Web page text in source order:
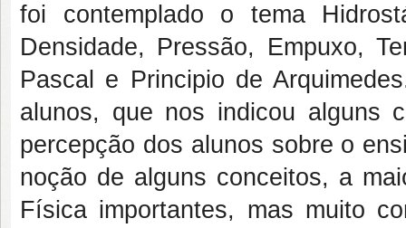
foi contemplado o tema
Densidade, Pressão, Empuxo,
Pascal e Principio de
alunos, que nos indicou alguns
percepção dos alunos sobre o
noção de alguns conceitos, a
Física importantes, mas muito